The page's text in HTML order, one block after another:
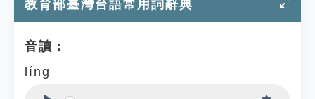
教育部臺灣台語常用詞辭典
音讀：
líng